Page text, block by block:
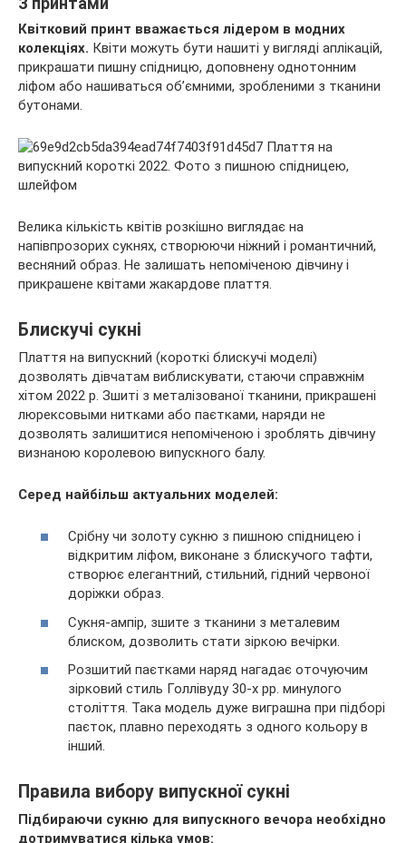
Квітковий принт вважається лідером в модних
колекціях. Квіти можуть бути нашиті у вигляді аплікацій,
прикрашати пишну спідницю, доповнену однотонним
ліфом або нашиваться об’ємними, зробленими з тканини
бутонами.
Велика кількість квітів розкішно виглядає на
напівпрозорих сукнях, створюючи ніжний і романтичний,
весняний образ. Не залишать непоміченою дівчину і
прикрашене квітами жакардове плаття.
Блискучі сукні
Плаття на випускний (короткі блискучі моделі)
дозволять дівчатам виблискувати, стаючи справжнім
хітом 2022 р. Зшиті з металізованої тканини, прикрашені
люрексовыми нитками або паєтками, наряди не
дозволять залишитися непоміченою і зроблять дівчину
визнаною королевою випускного балу.
Серед найбільш актуальних моделей:
Срібну чи золоту сукню з пишною спідницею і
відкритим ліфом, виконане з блискучого тафти,
створює елегантний, стильний, гідний червоної
доріжки образ.
Сукня-ампір, зшите з тканини з металевим
блиском, дозволить стати зіркою вечірки.
Розшитий паєтками наряд нагадає оточуючим
зірковий стиль Голлівуду 30-х рр. минулого
століття. Така модель дуже виграшна при підборі
паєток, плавно переходять з одного кольору в
інший.
Правила вибору випускної сукні
Підбираючи сукню для випускного вечора необхідно
дотримуватися кілька умов: